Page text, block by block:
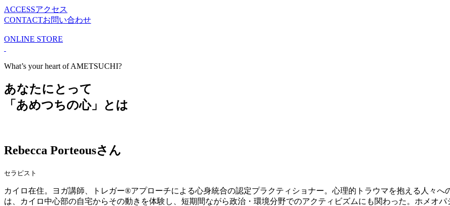
ACCESSアクセス
CONTACTお問い合わせ
ONLINE STORE
What’s your heart of AMETSUCHI?
あなたにとって
「あめつちの心」
とは
Rebecca Porteousさん
セラピスト
カイロ在住。ヨガ講師、トレガー®アプローチによる心身統合の認定プラクティショナー。心理的トラウマを抱える人々
は、カイロ中心部の自宅からその動きを体験し、短期間ながら政治・環境分野でのアクティビズムにも関わった。ホメオ